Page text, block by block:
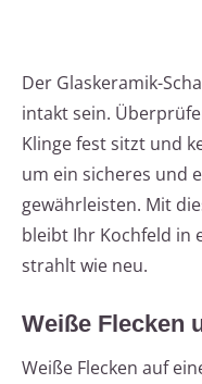
Der Glaskeramik-
intakt sein.
Klinge fest sitzt und
um ein sicheres und
gewährleisten. Mit
bleibt Ihr Kochfeld in
strahlt wie neu.
Weiße Flecken
Weiße Flecken auf